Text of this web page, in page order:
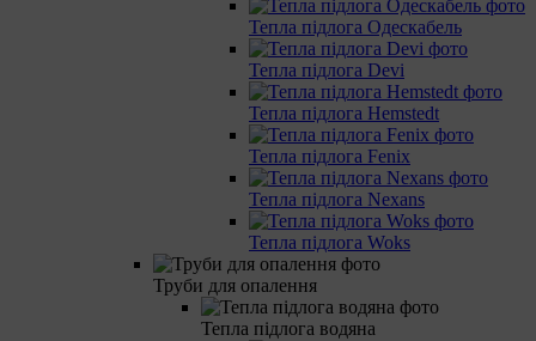
Тепла підлога Одескабель
Тепла підлога Devi
Тепла підлога Hemstedt
Тепла підлога Fenix
Тепла підлога Nexans
Тепла підлога Woks
Труби для опалення
Тепла підлога водяна